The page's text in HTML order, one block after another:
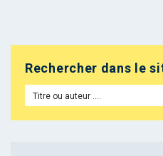
Rechercher dans le